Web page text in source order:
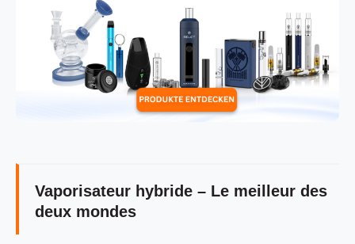
Vaporisateur hybride – Le meilleur des
deux mondes